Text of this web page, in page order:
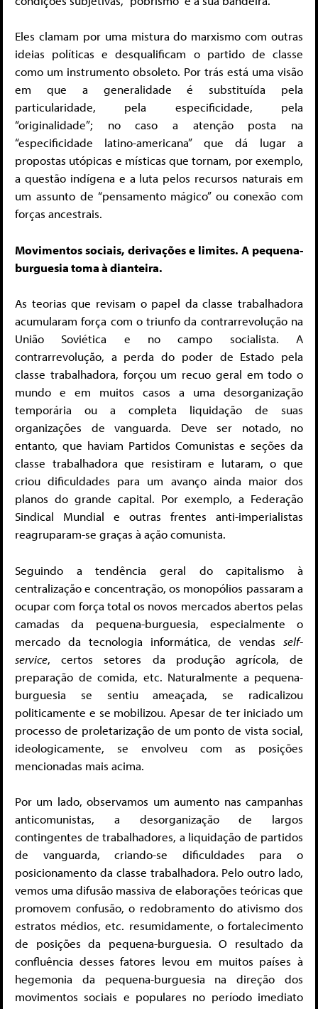
Eles clamam por uma mistura do marxismo com outras
ideias políticas e desqualificam o partido de classe
como um instrumento obsoleto. Por trás está uma visão
em que a generalidade é substituída pela
particularidade, pela especificidade, pela
“originalidade”; no caso a atenção posta na
“especificidade latino-americana” que dá lugar a
propostas utópicas e místicas que tornam, por exemplo,
a questão indígena e a luta pelos recursos naturais em
um assunto de “pensamento mágico” ou conexão com
forças ancestrais.
Movimentos sociais, derivações e limites. A pequena-
burguesia toma à dianteira.
As teorias que revisam o papel da classe trabalhadora
acumularam força com o triunfo da contrarrevolução na
União Soviética e no campo socialista. A
contrarrevolução, a perda do poder de Estado pela
classe trabalhadora, forçou um recuo geral em todo o
mundo e em muitos casos a uma desorganização
temporária ou a completa liquidação de suas
organizações de vanguarda. Deve ser notado, no
entanto, que haviam Partidos Comunistas e seções da
classe trabalhadora que resistiram e lutaram, o que
criou dificuldades para um avanço ainda maior dos
planos do grande capital. Por exemplo, a Federação
Sindical Mundial e outras frentes anti-imperialistas
reagruparam-se graças à ação comunista.
Seguindo a tendência geral do capitalismo à
centralização e concentração, os monopólios passaram a
ocupar com força total os novos mercados abertos pelas
camadas da pequena-burguesia, especialmente o
mercado da tecnologia informática, de vendas self-
service, certos setores da produção agrícola, de
preparação de comida, etc. Naturalmente a pequena-
burguesia se sentiu ameaçada, se radicalizou
politicamente e se mobilizou. Apesar de ter iniciado um
processo de proletarização de um ponto de vista social,
ideologicamente, se envolveu com as posições
mencionadas mais acima.
Por um lado, observamos um aumento nas campanhas
anticomunistas, a desorganização de largos
contingentes de trabalhadores, a liquidação de partidos
de vanguarda, criando-se dificuldades para o
posicionamento da classe trabalhadora. Pelo outro lado,
vemos uma difusão massiva de elaborações teóricas que
promovem confusão, o redobramento do ativismo dos
estratos médios, etc. resumidamente, o fortalecimento
de posições da pequena-burguesia. O resultado da
confluência desses fatores levou em muitos países à
hegemonia da pequena-burguesia na direção dos
movimentos sociais e populares no período imediato